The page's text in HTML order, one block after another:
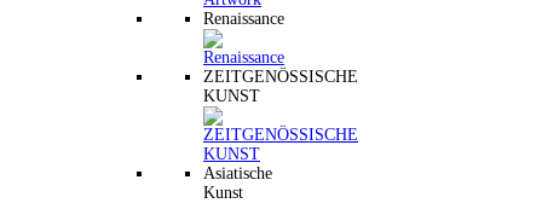
Renaissance
ZEITGENÖSSISCHE
KUNST
Asiatische
Kunst